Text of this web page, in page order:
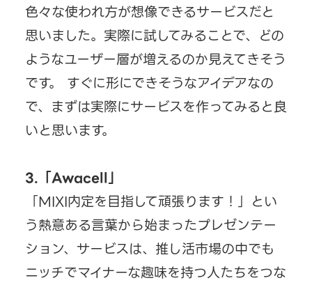
色々な使われ方が想像できるサービスだと
思いました。実際に試してみることで、どの
ようなユーザー層が増えるのか見えてきそう
です。 すぐに形にできそうなアイデアなの
で、まずは実際にサービスを作ってみると良
いと思います。
3.「Awacell」
「MIXI内定を目指して頑張ります！」とい
う熱意ある言葉から始まったプレゼンテー
ション、サービスは、推し活市場の中でも
ニッチでマイナーな趣味を持つ人たちをつな